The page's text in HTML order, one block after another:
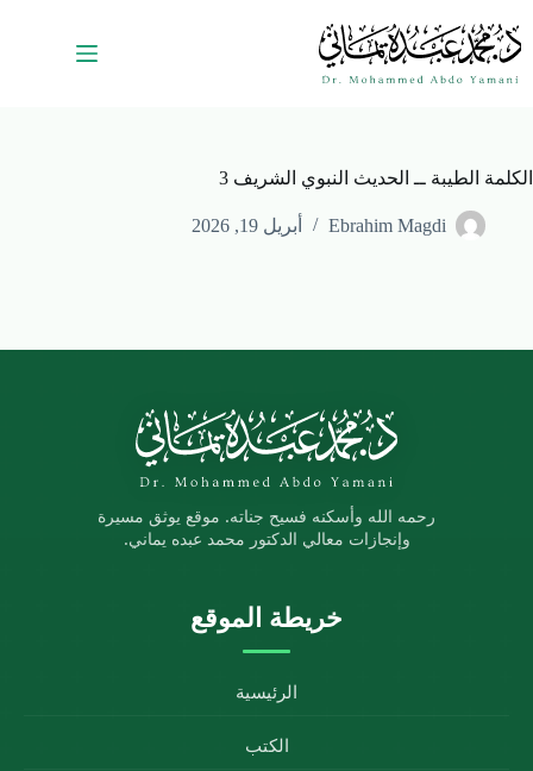
الكلمة الطيبة ــ الحديث النبوي الشريف 3
Ebrahim Magdi أبريل 19, 2026
رحمه الله وأسكنه فسيح جناته. موقع يوثق مسيرة
وإنجازات معالي الدكتور محمد عبده يماني.
خريطة الموقع
الرئيسية
الكتب